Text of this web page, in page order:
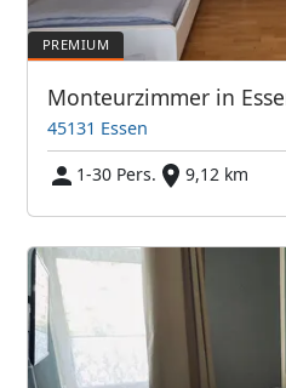
Monteurzimmer in
45131 Essen
1-30 Pers.
9,12 km